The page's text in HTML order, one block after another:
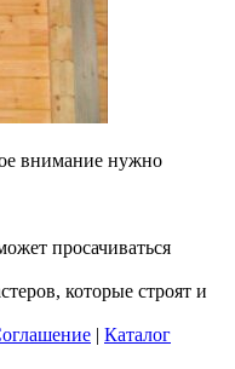
внимание нужно
просачиваться
которые строят и
| Каталог